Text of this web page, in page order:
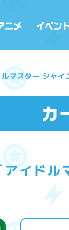
マスター シャイ
アイド